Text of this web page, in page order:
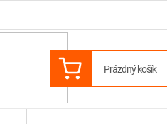
NÁKUPNÍ
KOŠÍK
Prázdný košík